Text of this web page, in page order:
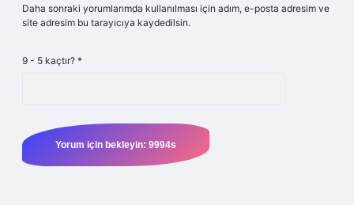
Daha sonraki yorumlarımda kullanılması için adım, e-posta adresim ve
site adresim bu tarayıcıya kaydedilsin.
9 - 5 kaçtır? *